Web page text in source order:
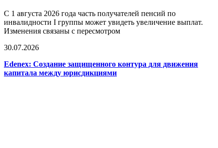
С 1 августа 2026 года часть получателей пенсий по
инвалидности I группы может увидеть увеличение выплат.
Изменения связаны с пересмотром
30.07.2026
Edenex: Создание защищенного контура для движения
капитала между юрисдикциями